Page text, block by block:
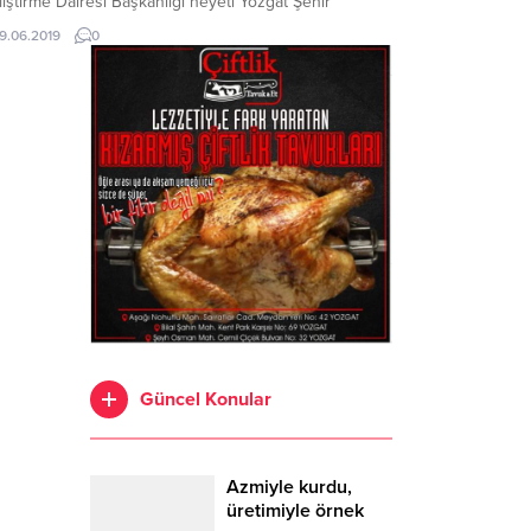
dijital hastane uygulamalarını yerinde
0
Güncel Konular
Azmiyle kurdu,
üretimiyle örnek